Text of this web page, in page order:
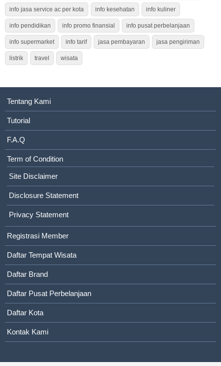
info jasa service ac per kota info kesehatan info kuliner
info pendidikan info promo finansial info pusat perbelanjaan
info supermarket info tarif jasa pembayaran jasa pengiriman
listrik travel wisata
Tentang Kami
Tutorial
F.A.Q
Term of Condition
Site Disclaimer
Disclosure Statement
Privacy Statement
Registrasi Member
Daftar Tempat Wisata
Daftar Brand
Daftar Pusat Perbelanjaan
Daftar Kota
Kontak Kami